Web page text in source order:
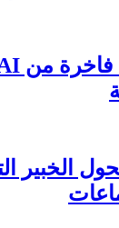
الخبير